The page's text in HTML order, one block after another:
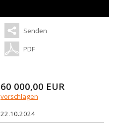
Senden
PDF
60 000,00 EUR
vorschlagen
22.10.2024